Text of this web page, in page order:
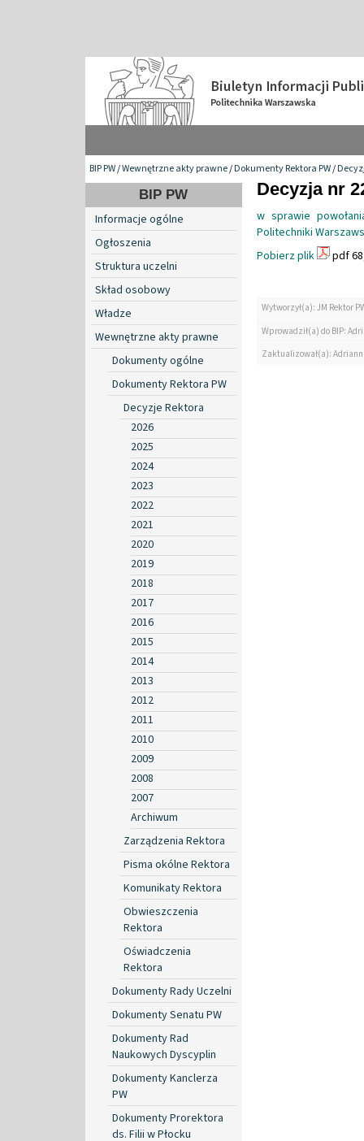
BIP PW/Wewnętrzne akty prawne/Dokumenty Rektora PW/
BIP PW
Informacje ogólne
Ogłoszenia
Struktura uczelni
Skład osobowy
Władze
Wewnętrzne akty prawne
Dokumenty ogólne
Dokumenty Rektora PW
Decyzje Rektora
2026
2025
2024
2023
2022
2021
2020
2019
2018
2017
2016
2015
2014
2013
2012
2011
2010
2009
2008
2007
Archiwum
Zarządzenia Rektora
Pisma okólne Rektora
Komunikaty Rektora
Obwieszczenia
Rektora
Oświadczenia
Rektora
Dokumenty Rady Uczelni
Dokumenty Senatu PW
Dokumenty Rad
Naukowych Dyscyplin
Dokumenty Kanclerza
PW
Dokumenty Prorektora
ds. Filii w Płocku
Decyzja nr
w sprawie
Politechniki
Pobierz plik
pdf
Wytworzył(a): JM Rektor
Wprowadził(a) do BIP:
Zaktualizował(a):